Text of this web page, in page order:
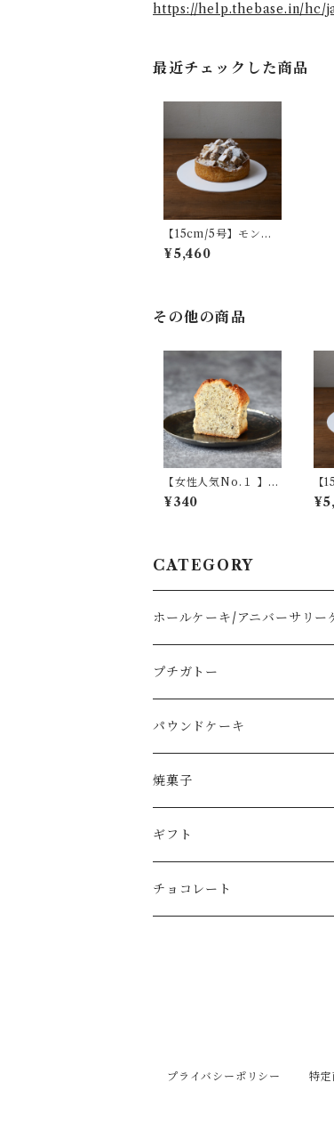
https://help.thebase.in/hc/
最近チェックした商品
【15cm/5号】モンブ
ラン
¥5,460
その他の商品
【女性人気No.１ 】発
酵バターのパウンドケ
ーキ（アールグレ
¥340
【
ラン
CATEGORY
ホールケーキ/アニバーサリー
ショートケーキタイプ
フルーツタルト
モンブラン
その他
プチガトー
パウンドケーキ
1本サイズ
カットサイズ
焼菓子
ギフト
チョコレート
プライバシーポリシー 特